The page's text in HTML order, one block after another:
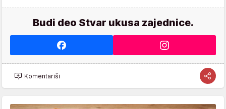
Budi deo Stvar ukusa zajednice.
Komentariši